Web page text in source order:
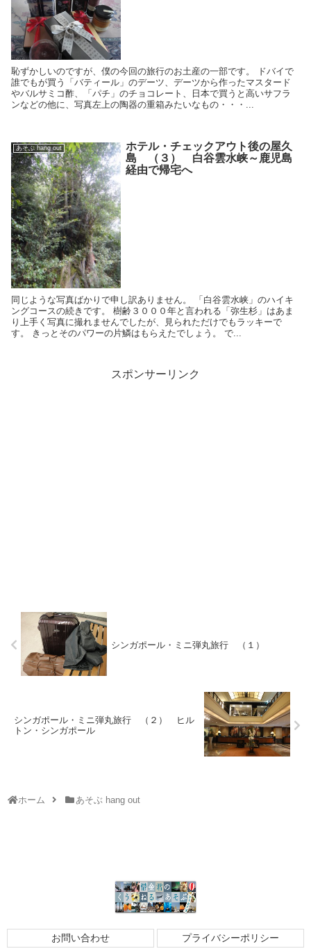
恥ずかしいのですが、僕の今回の旅行のお土産の一部です。 ドバイで
誰でもが買う「バティール」のデーツ、デーツから作ったマスタード
やバルサミコ酢、「パチ」のチョコレート、日本で買うと高いサフラ
ンなどの他に、写真左上の陶器の重箱みたいなもの・・・...
あそぶ hang out
ホテル・チェックアウト後の屋久
島 （３） 白谷雲水峡～鹿児島
経由で帰宅へ
同じような写真ばかりで申し訳ありません。 「白谷雲水峡」のハイキ
ングコースの続きです。 樹齢３０００年と言われる「弥生杉」はあま
り上手く写真に撮れませんでしたが、見られただけでもラッキーで
す。 きっとそのパワーの片鱗はもらえたでしょう。 で...
スポンサーリンク
シンガポール・ミニ弾丸旅行 （１）
シンガポール・ミニ弾丸旅行 （２） ヒル
トン・シンガポール
ホーム あそぶ hang out
お問い合わせ プライバシーポリシー